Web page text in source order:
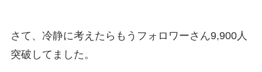
さて、冷静に考えたらもうフォロワーさん9,900人
突破してました。